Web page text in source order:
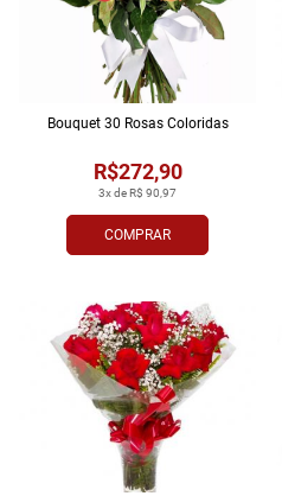
COMPRAR
3x de R$ 90,97
R$272,90
Bouquet 30 Rosas Coloridas